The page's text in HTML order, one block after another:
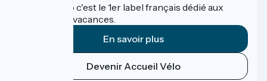
Accueil Vélo c'est le 1er label français dédié aux
cyclistes en vacances.
En savoir plus
Devenir Accueil Vélo